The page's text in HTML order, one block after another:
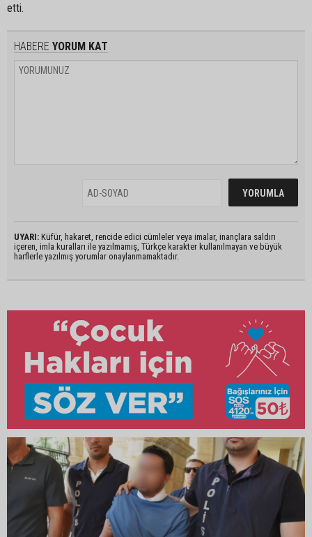
etti.
HABERE YORUM KAT
UYARI: Küfür, hakaret, rencide edici cümleler veya imalar, inançlara saldırı
içeren, imla kuralları ile yazılmamış, Türkçe karakter kullanılmayan ve büyük
harflerle yazılmış yorumlar onaylanmamaktadır.